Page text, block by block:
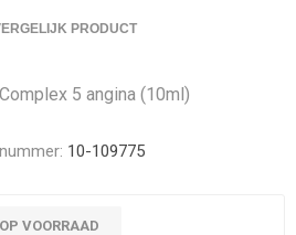
PRODUCT
5 angina (10ml)
10-109775
OP VOORRAAD